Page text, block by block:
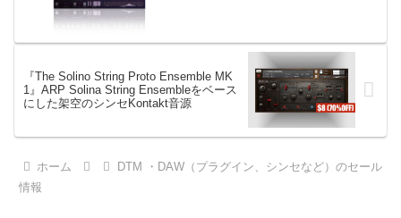
『The Solino String Proto Ensemble MK
1』ARP Solina String Ensembleをベース
にした架空のシンセKontakt音源
ホーム
DTM ・DAW（プラグイン、シンセなど）のセール
情報